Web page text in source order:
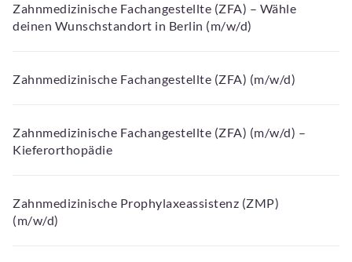
Zahnmedizinische Fachangestellte (ZFA) – Wähle
deinen Wunschstandort in Berlin (m/w/d)
Zahnmedizinische Fachangestellte (ZFA) (m/w/d)
Zahnmedizinische Fachangestellte (ZFA) (m/w/d) –
Kieferorthopädie
Zahnmedizinische Prophylaxeassistenz (ZMP)
(m/w/d)